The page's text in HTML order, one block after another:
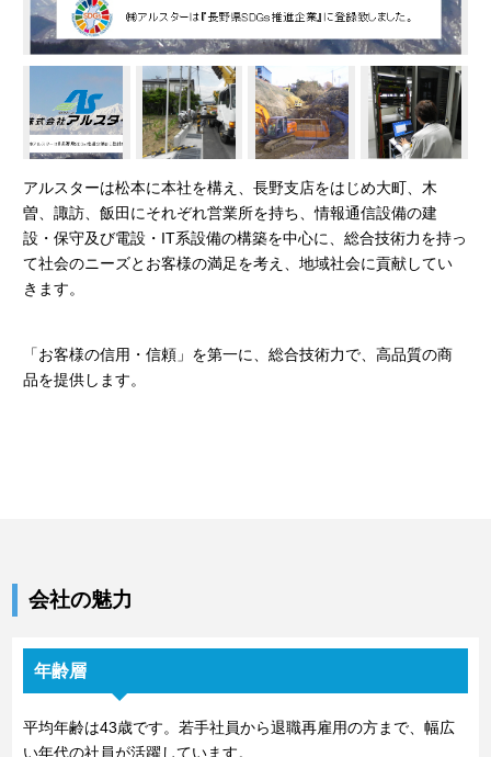
アルスターは松本に本社を構え、長野支店をはじめ大町、木
曽、諏訪、飯田にそれぞれ営業所を持ち、情報通信設備の建
設・保守及び電設・IT系設備の構築を中心に、総合技術力を持っ
て社会のニーズとお客様の満足を考え、地域社会に貢献してい
きます。
「お客様の信用・信頼」を第一に、総合技術力で、高品質の商
品を提供します。
会社の魅力
年齢層
平均年齢は43歳です。若手社員から退職再雇用の方まで、幅広
い年代の社員が活躍しています。